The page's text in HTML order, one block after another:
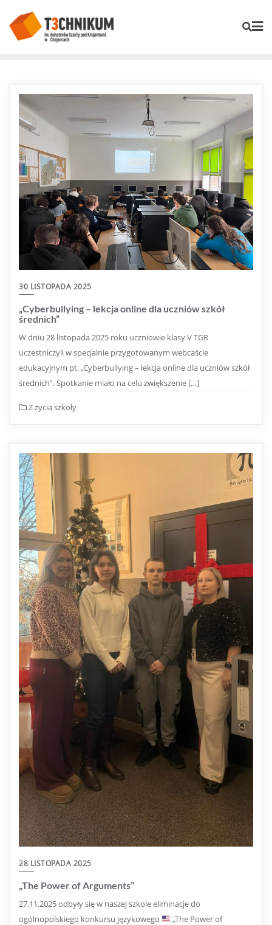
30 LISTOPADA 2025
„Cyberbullying – lekcja online dla uczniów szkół
średnich”
W dniu 28 listopada 2025 roku uczniowie klasy V TGR
uczestniczyli w specjalnie przygotowanym webcaście
edukacyjnym pt. „Cyberbullying – lekcja online dla uczniów szkół
średnich”. Spotkanie miało na celu zwiększenie […]
Z życia szkoły
28 LISTOPADA 2025
„The Power of Arguments”
27.11.2025 odbyły się w naszej szkole eliminacje do
ogólnopolskiego konkursu językowego
„The Power of